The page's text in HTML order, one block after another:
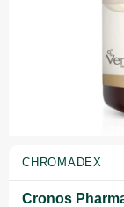
CHROMADEX
Cronos